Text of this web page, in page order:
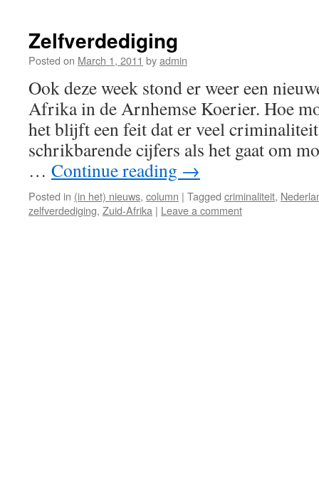
Zelfverdediging
Posted on March 1, 2011 byadmin
Ook deze week stond er weer een
Afrika in de Arnhemse Koerier. Hoe
het blijft een feit dat er veel
schrikbarende cijfers als het gaat om
… Continue reading →
Posted in (in het) nieuws, column | Tagged criminaliteit,
zelfverdediging, Zuid-Afrika | Leave a comment